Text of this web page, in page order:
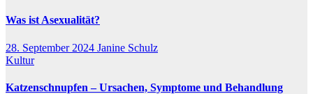
Was ist Asexualität?
28. September 2024 Janine Schulz
Kultur
Katzenschnupfen – Ursachen, Symptome und Behandlung